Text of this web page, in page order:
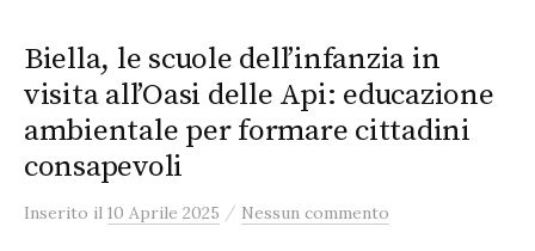
Biella, le scuole dell’infanzia in
visita all’Oasi delle Api: educazione
ambientale per formare cittadini
consapevoli
Inserito il 10 Aprile 2025 / Nessun commento